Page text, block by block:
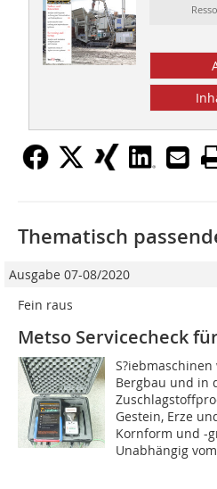
Thematisch
Ausgabe 07-08/2020
Fein raus
Metso Servicecheck
Bergbau und in
Gestein, Erze
Kornform und -
Unabhängig